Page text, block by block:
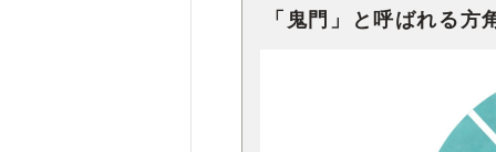
「鬼門」と呼ばれる方